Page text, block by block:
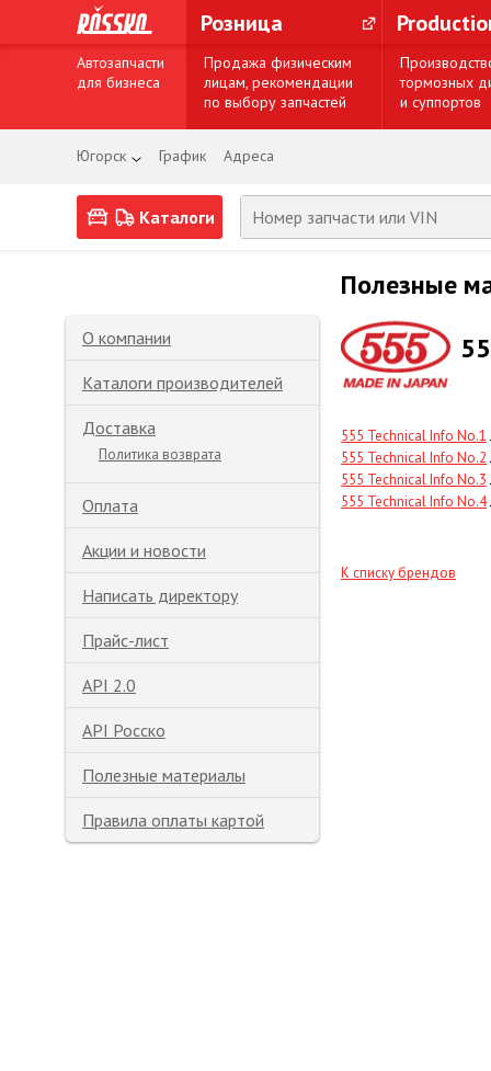
Розница
Автозапчасти
для бизнеса
Продажа физическим
лицам, рекомендации
по выбору запчастей
тормозных
и суппортов
Югорск График Адреса
Каталоги
О компании
Каталоги производителей
Доставка
Политика возврата
Оплата
Акции и новости
Написать директору
Прайс-лист
API 2.0
API Росско
Полезные материалы
Правила оплаты картой
Полезные
555 Technical Info No.1
555 Technical Info No.2
555 Technical Info No.3
555 Technical Info No.4
К списку брендов